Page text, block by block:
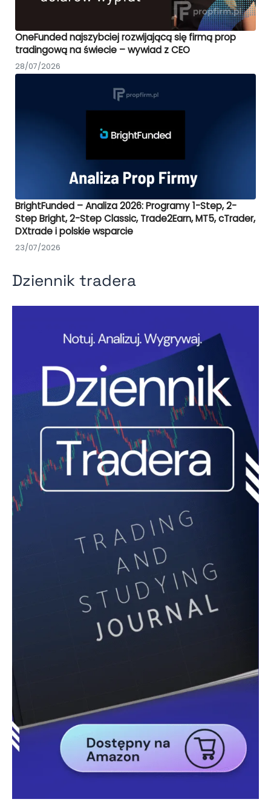
OneFunded najszybciej rozwijającą się firmą prop
tradingową na świecie – wywiad z CEO
28/07/2026
BrightFunded – Analiza 2026: Programy 1-Step, 2-
Step Bright, 2-Step Classic, Trade2Earn, MT5, cTrader,
DXtrade i polskie wsparcie
23/07/2026
Dziennik tradera